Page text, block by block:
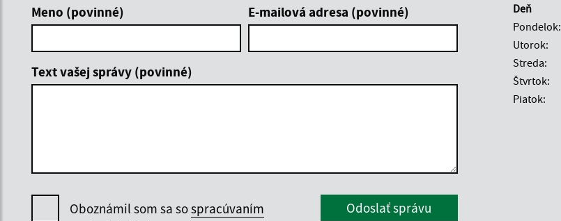
Meno (povinné) E-mailová adresa (povinné)
Text vašej správy (povinné)
Oboznámil som sa sospracúvaním
Google reCaptcha Response
Odoslať správu
Deň
Pondelok:
Utorok:
Streda:
Štvrtok:
Piatok: